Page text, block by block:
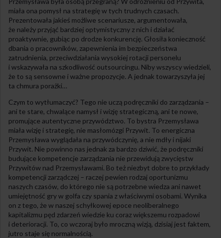
miała ona pomysł na strategię w tych trudnych czasach.
Prezentowała jakieś możliwe scenariusze, argumentowała,
że należy przyjąć bardziej optymistyczny z nich i działać
proaktywnie, gubiąc po drodze konkurencję. Głosiła konieczność
dbania o pracowników, zapewnienia im bezpieczeństwa
zatrudnienia, przeciwdziałania wysokiej rotacji personelu
i wskazywała na szkodliwość outsourcingu. Niby wszyscy wiedzieli,
że to są sensowne i ważne propozycje. A jednak towarzyszyła jej
ta chmura porażki…
Czym to wytłumaczyć? Tego nie uczą podręczniki do zarządzania –
ani te stare, chwalące namysł i wizję strategiczną, ani te nowe,
promujące autentyczne przywództwo. To bystra Przemysława
miała wizję i strategię, nie masłomózgi Przywit. To energiczna
Przemysława wyglądała na przywódczynię, a nie mdły i nijaki
Przywit. Nie powinno nas jednak za bardzo dziwić, że podręczniki
budujące kompetencje zarządzania nie przewidują zwycięstw
Przywitów nad Przemysławami. Bo też niezbyt dobre to przykłady
kompetencji zarządczej – raczej pewien rodzaj oportunizmu
naszych czasów, do którego nie są potrzebne wiedza ani nawet
umiejętność gry w golfa czy spania z właściwymi osobami. Wynika
on z tego, że w naszej schyłkowej epoce neoliberalnego
kapitalizmu pęd zdarzeń wiedzie ku coraz większemu rozpadowi
i deterioracji. To, co wczoraj było mroczną wizją, dzisiaj jest faktem,
jutro staje się normalnością.